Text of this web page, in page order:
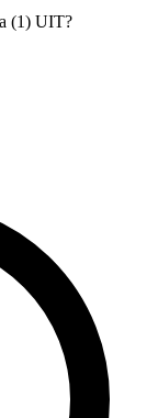
(1) UIT?